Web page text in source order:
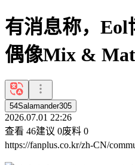
有消息称，Eol
偶像Mix &
54Salamander305
2026.07.01 22:26
查看 46建议 0废料 0
https://fanplus.co.kr/zh-CN/